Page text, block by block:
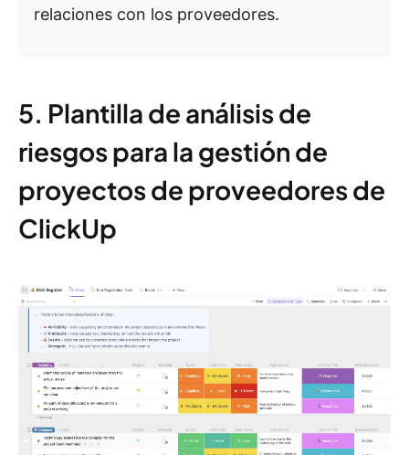
relaciones con los proveedores.
5. Plantilla de análisis de
riesgos para la gestión de
proyectos de proveedores de
ClickUp